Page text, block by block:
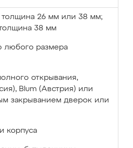
толщина 26 мм или 38 мм;
38 мм
любого размера
открывания,
Blum (Австрия) или
закрыванием дверок или
корпуса